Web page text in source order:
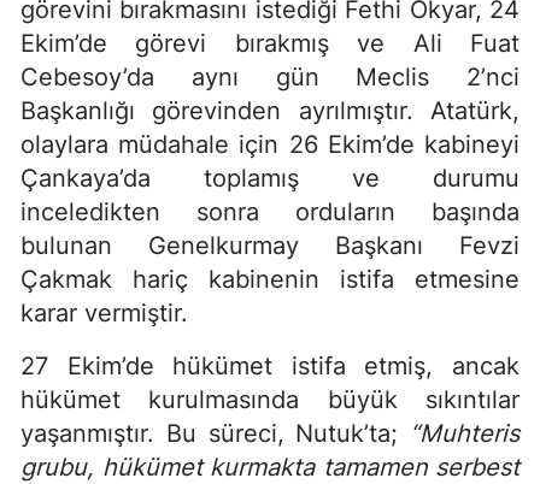
görevini bırakmasını istediği Fethi Okyar, 24
Ekim’de görevi bırakmış ve Ali Fuat
Cebesoy’da aynı gün Meclis 2’nci
Başkanlığı görevinden ayrılmıştır. Atatürk,
olaylara müdahale için 26 Ekim’de kabineyi
Çankaya’da toplamış ve durumu
inceledikten sonra orduların başında
bulunan Genelkurmay Başkanı Fevzi
Çakmak hariç kabinenin istifa etmesine
karar vermiştir.
27 Ekim’de hükümet istifa etmiş, ancak
hükümet kurulmasında büyük sıkıntılar
yaşanmıştır. Bu süreci, Nutuk’ta; “Muhteris
grubu, hükümet kurmakta tamamen serbest